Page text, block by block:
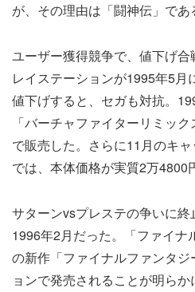
が、その理由は「闘神伝」であ
ユーザー獲得競争で、値下げ
レイステーションが1995年5月
値下げすると、セガも対抗。
「バーチャファイターリミッ
で販売した。さらに11月のキ
では、本体価格が実質2万4800
サターンvsプレステの争いに終
1996年2月だった。「ファイナ
の新作「ファイナルファンタ
ョンで発売されることが明ら